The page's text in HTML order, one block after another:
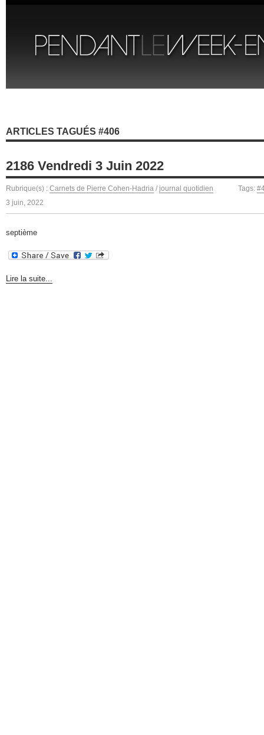
ARTICLES TAGUÉS #406
2186 Vendredi 3 Juin 2022
Rubrique(s) : Carnets de Pierre Cohen-Hadria / journal quotidien Tags:
3 juin, 2022
septième
Lire la suite...